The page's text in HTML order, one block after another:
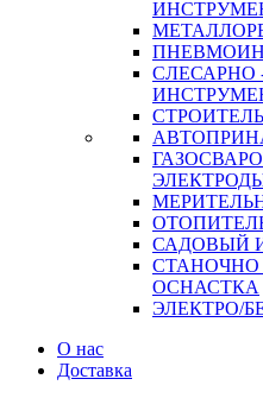
САДОВЫЙ
СТАНОЧНО
ОСНАСТКА
ЭЛЕКТРО/
О нас
Доставка